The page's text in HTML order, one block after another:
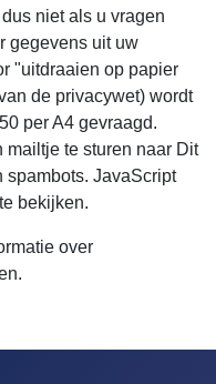
niet als u vragen
gegevens uit uw
"uitdraaien op papier
de privacywet) wordt
per A4 gevraagd.
mailtje te sturen naar Dit
spambots. JavaScript
bekijken.
over